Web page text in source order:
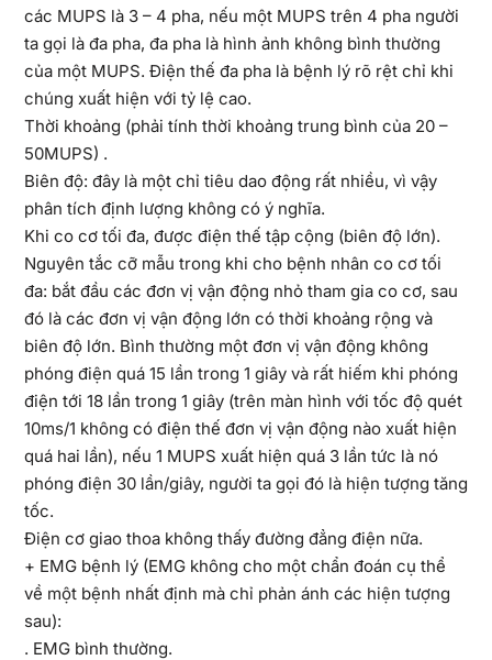
các MUPS là 3 – 4 pha, nếu một MUPS trên 4 pha người
ta gọi là đa pha, đa pha là hình ảnh không bình thường
của một MUPS. Điện thế đa pha là bệnh lý rõ rệt chỉ khi
chúng xuất hiện với tỷ lệ cao.
Thời khoảng (phải tính thời khoảng trung bình của 20 –
50MUPS) .
Biên độ: đây là một chỉ tiêu dao động rất nhiều, vì vậy
phân tích định lượng không có ý nghĩa.
Khi co cơ tối đa, được điện thế tập cộng (biên độ lớn).
Nguyên tắc cỡ mẫu trong khi cho bệnh nhân co cơ tối
đa: bắt đầu các đơn vị vận động nhỏ tham gia co cơ, sau
đó là các đơn vị vận động lớn có thời khoảng rộng và
biên độ lớn. Bình thường một đơn vị vận động không
phóng điện quá 15 lần trong 1 giây và rất hiếm khi phóng
điện tới 18 lần trong 1 giây (trên màn hình với tốc độ quét
10ms/1 không có điện thế đơn vị vận động nào xuất hiện
quá hai lần), nếu 1 MUPS xuất hiện quá 3 lần tức là nó
phóng điện 30 lần/giây, người ta gọi đó là hiện tượng tăng
tốc.
Điện cơ giao thoa không thấy đường đẳng điện nữa.
+ EMG bệnh lý (EMG không cho một chẩn đoán cụ thể
về một bệnh nhất định mà chỉ phản ánh các hiện tượng
sau):
. EMG bình thường.